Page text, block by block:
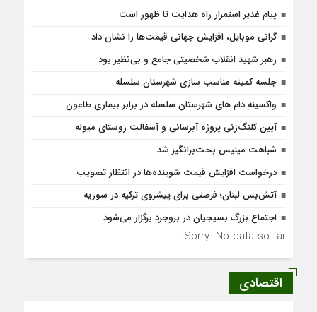
پیام غدیر استمرار راه هدایت تا ظهور است
گرانی موبایل، افزایش جهانی قیمت‌ها را نشان داد
رهبر شهید انقلاب شخصیتی جامع و بی‌نظیر بود
جلسه کمیته مناسب سازی شهرستان سلسله
واکسینه دام های شهرستان سلسله در برابر بیماری طاعون
آیین کلنگ‌زنی پروژه آبرسانی و آسفالت روستای میوله
شباهت مینیس بحث‌برانگیز شد
درخواست افزایش قیمت شوینده‌ها در انتظار تصویب
آتش‌بس لبنان؛ فرصتی برای پیشروی ترکیه در سوریه
اجتماع بزرگ بسیجیان در بروجرد برگزار می‌شود
Sorry. No data so far.
اقتصادی